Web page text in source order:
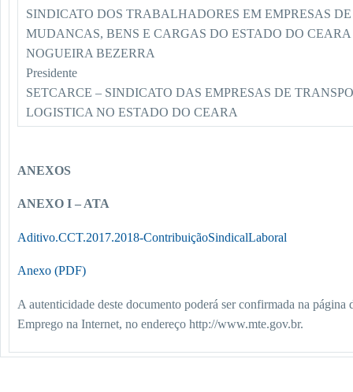
SINDICATO DOS TRABALHADORES EM EMPRESAS
MUDANCAS, BENS E CARGAS DO ESTADO DO
NOGUEIRA BEZERRA
Presidente
SETCARCE – SINDICATO DAS EMPRESAS DE
LOGISTICA NO ESTADO DO CEARA
ANEXOS
ANEXO I – ATA
Aditivo.CCT.2017.2018-ContribuiçãoSindicalLaboral
Anexo (PDF)
A autenticidade deste documento poderá ser confirmada na
Emprego na Internet, no endereço http://www.mte.gov.br.